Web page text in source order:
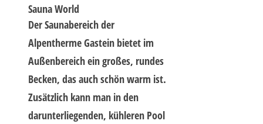
Sauna World
Der Saunabereich der
Alpentherme Gastein bietet im
Außenbereich ein großes, rundes
Becken, das auch schön warm ist.
Zusätzlich kann man in den
darunterliegenden, kühleren Pool